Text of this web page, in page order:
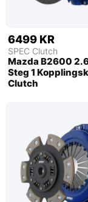
6499 KR
SPEC Clutch
Mazda B2600
Steg 1
Clutch